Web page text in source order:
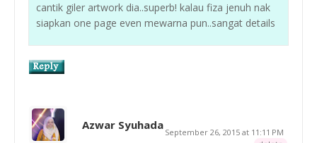
cantik giler artwork dia..superb! kalau fiza jenuh nak
siapkan one page even mewarna pun..sangat details
Azwar Syuhada
September 26, 2015 at 11:11 PM